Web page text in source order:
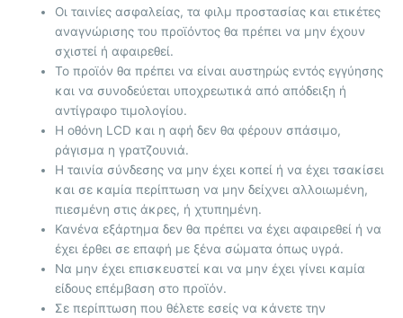
Οι ταινίες ασφαλείας, τα φιλμ προστασίας και ετικέτες
αναγνώρισης του προϊόντος θα πρέπει να μην έχουν
σχιστεί ή αφαιρεθεί.
Το προϊόν θα πρέπει να είναι αυστηρώς εντός εγγύησης
και να συνοδεύεται υποχρεωτικά από απόδειξη ή
αντίγραφο τιμολογίου.
Η οθόνη LCD και η αφή δεν θα φέρουν σπάσιμο,
ράγισμα η γρατζουνιά.
Η ταινία σύνδεσης να μην έχει κοπεί ή να έχει τσακίσει
και σε καμία περίπτωση να μην δείχνει αλλοιωμένη,
πιεσμένη στις άκρες, ή χτυπημένη.
Κανένα εξάρτημα δεν θα πρέπει να έχει αφαιρεθεί ή να
έχει έρθει σε επαφή με ξένα σώματα όπως υγρά.
Να μην έχει επισκευστεί και να μην έχει γίνει καμία
είδους επέμβαση στο προϊόν.
Σε περίπτωση που θέλετε εσείς να κάνετε την